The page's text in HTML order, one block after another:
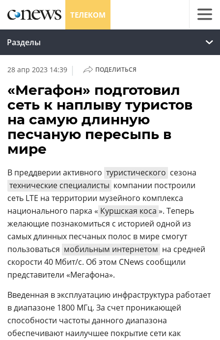
ТЕЛЕКОМ
Разделы
28 апр 2023 14:39 | ПОДЕЛИТЬСЯ
«Мегафон» подготовил
сеть к наплыву туристов
на самую длинную
песчаную пересыпь в
мире
В преддверии активного туристического сезона
технические специалисты компании построили
сеть LTE на территории музейного комплекса
национального парка « Куршская коса ». Теперь
желающие познакомиться с историей одной из
самых длинных песчаных полос в мире смогут
пользоваться мобильным интернетом на средней
скорости 40 Мбит/с. Об этом CNews сообщили
представители «Мегафона».
Введенная в эксплуатацию инфраструктура работает
в диапазоне 1800 МГц. За счет проникающей
способности частоты данного диапазона
обеспечивают наилучшее покрытие сети как